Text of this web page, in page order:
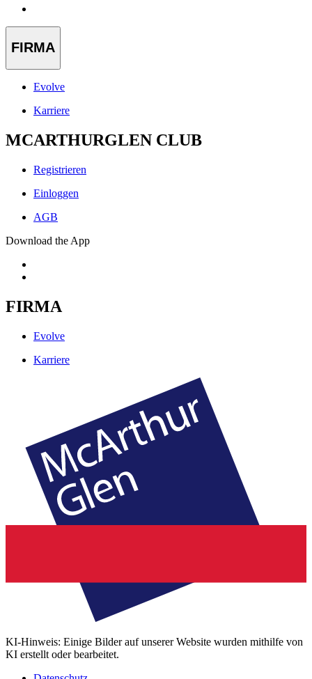
FIRMA
Evolve
Karriere
MCARTHURGLEN CLUB
Registrieren
Einloggen
AGB
Download the App
FIRMA
Evolve
Karriere
KI-Hinweis: Einige Bilder auf unserer Website wurden mithilfe von
KI erstellt oder bearbeitet.